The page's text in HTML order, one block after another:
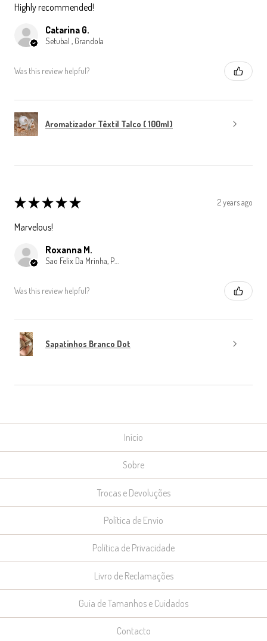
Highly recommended!
Catarina G.
Setubal , Grandola
Was this review helpful?
Aromatizador Têxtil Talco ( 100ml)
★★★★★ 2 years ago
Marvelous!
Roxanna M.
Was this review helpful?
Sapatinhos Branco Dot
Início
Sobre
Trocas e Devoluções
Política de Envio
Política de Privacidade
Livro de Reclamações
Guia de Tamanhos e Cuidados
Contacto